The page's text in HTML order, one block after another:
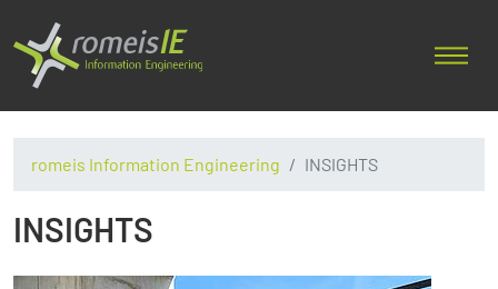
romeis Information Engineering INSIGHTS
INSIGHTS